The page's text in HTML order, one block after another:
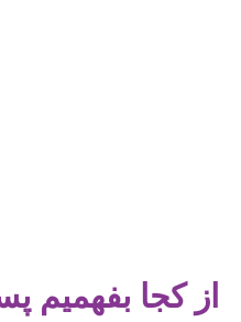
از کجا بفهمیم